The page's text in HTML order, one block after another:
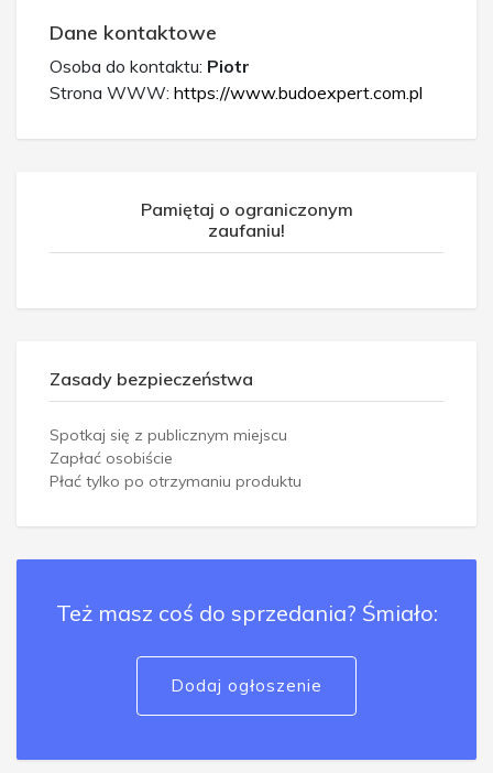
Dane kontaktowe
Osoba do kontaktu: Piotr
Strona WWW: https://www.budoexpert.com.pl
Pamiętaj o ograniczonym
zaufaniu!
Zasady bezpieczeństwa
Spotkaj się z publicznym miejscu
Zapłać osobiście
Płać tylko po otrzymaniu produktu
Też masz coś do sprzedania? Śmiało:
Dodaj ogłoszenie